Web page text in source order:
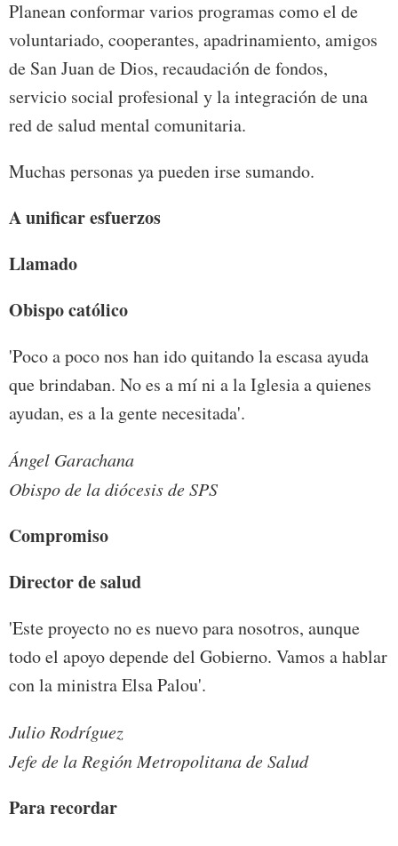
Planean conformar varios programas como el de
voluntariado, cooperantes, apadrinamiento, amigos
de San Juan de Dios, recaudación de fondos,
servicio social profesional y la integración de una
red de salud mental comunitaria.
Muchas personas ya pueden irse sumando.
A unificar esfuerzos
Llamado
Obispo católico
'Poco a poco nos han ido quitando la escasa ayuda
que brindaban. No es a mí ni a la Iglesia a quienes
ayudan, es a la gente necesitada'.
Ángel Garachana
Obispo de la diócesis de SPS
Compromiso
Director de salud
'Este proyecto no es nuevo para nosotros, aunque
todo el apoyo depende del Gobierno. Vamos a hablar
con la ministra Elsa Palou'.
Julio Rodríguez
Jefe de la Región Metropolitana de Salud
Para recordar